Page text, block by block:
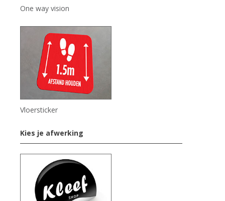
One way vision
Vloersticker
Kies je afwerking